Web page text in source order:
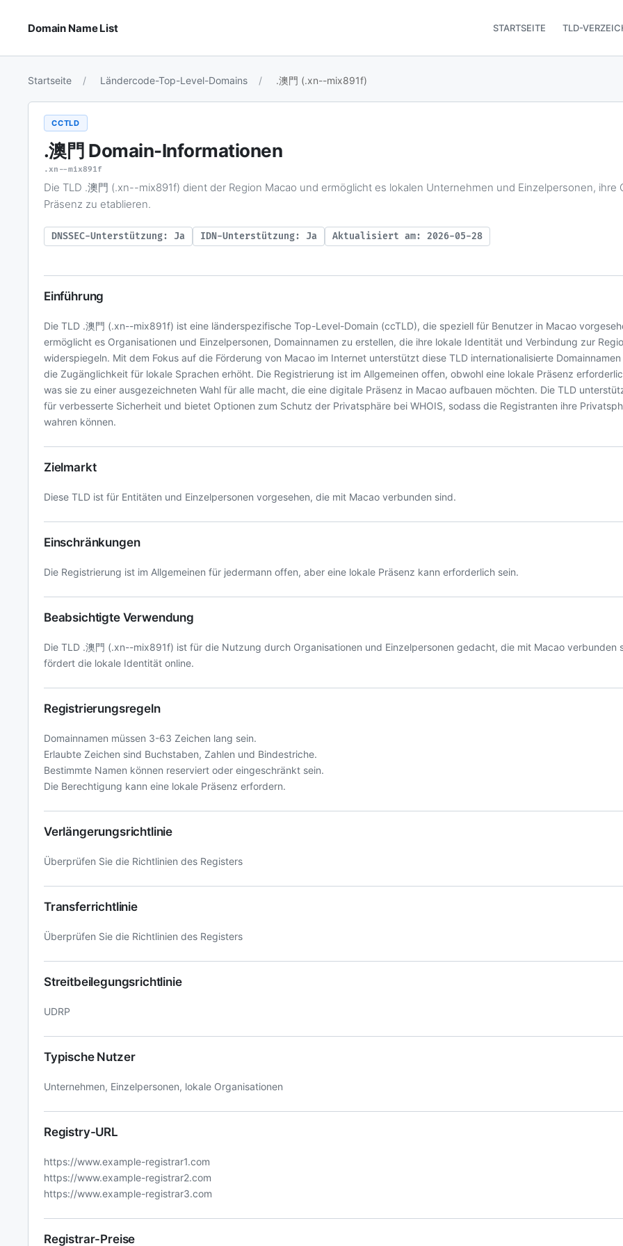
Domain Name List STARTSEITE TLD-
Startseite Ländercode-Top-Level-Domains .澳門 (.xn--mix891f)
CCTLD
.澳門 Domain-Informationen
.xn--mix891f
Die TLD .澳門 (.xn--mix891f) dient der Region Macao und ermöglicht es lokalen Unternehmen und Einzelpersonen, ihre
Präsenz zu etablieren.
DNSSEC-Unterstützung: Ja IDN-Unterstützung: Ja Aktualisiert am: 2026-05-28
Einführung
Die TLD .澳門 (.xn--mix891f) ist eine länderspezifische Top-Level-Domain (ccTLD), die speziell für Benutzer in Macao
ermöglicht es Organisationen und Einzelpersonen, Domainnamen zu erstellen, die ihre lokale Identität und Verbindung zur
widerspiegeln. Mit dem Fokus auf die Förderung von Macao im Internet unterstützt diese TLD internationalisierte
die Zugänglichkeit für lokale Sprachen erhöht. Die Registrierung ist im Allgemeinen offen, obwohl eine lokale Präsenz
was sie zu einer ausgezeichneten Wahl für alle macht, die eine digitale Präsenz in Macao aufbauen möchten. Die TLD
für verbesserte Sicherheit und bietet Optionen zum Schutz der Privatsphäre bei WHOIS, sodass die Registranten ihre
wahren können.
Zielmarkt
Diese TLD ist für Entitäten und Einzelpersonen vorgesehen, die mit Macao verbunden sind.
Einschränkungen
Die Registrierung ist im Allgemeinen für jedermann offen, aber eine lokale Präsenz kann erforderlich sein.
Beabsichtigte Verwendung
Die TLD .澳門 (.xn--mix891f) ist für die Nutzung durch Organisationen und Einzelpersonen gedacht, die mit Macao verbunden
fördert die lokale Identität online.
Registrierungsregeln
Domainnamen müssen 3-63 Zeichen lang sein.
Erlaubte Zeichen sind Buchstaben, Zahlen und Bindestriche.
Bestimmte Namen können reserviert oder eingeschränkt sein.
Die Berechtigung kann eine lokale Präsenz erfordern.
Verlängerungsrichtlinie
Überprüfen Sie die Richtlinien des Registers
Transferrichtlinie
Überprüfen Sie die Richtlinien des Registers
Streitbeilegungsrichtlinie
UDRP
Typische Nutzer
Unternehmen, Einzelpersonen, lokale Organisationen
Registry-URL
https://www.example-registrar1.com
https://www.example-registrar2.com
https://www.example-registrar3.com
Registrar-Preise